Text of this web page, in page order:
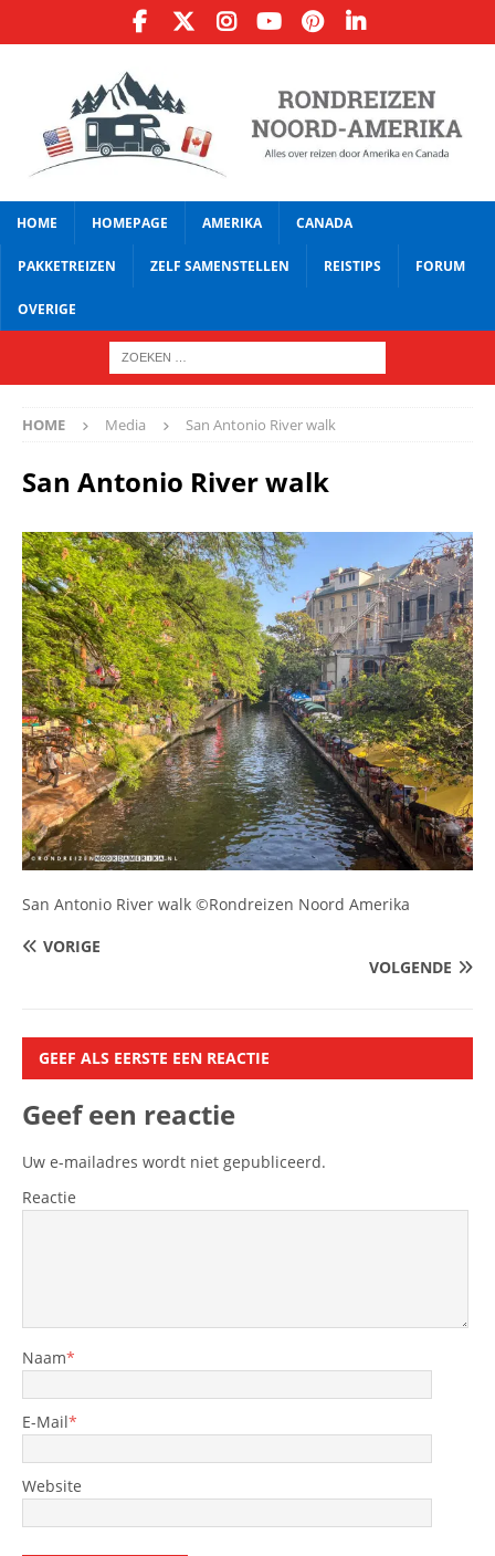
HOME HOMEPAGE AMERIKA CANADA
PAKKETREIZEN ZELF SAMENSTELLEN REISTIPS FORUM
OVERIGE
HOME Media San Antonio River walk
San Antonio River walk
San Antonio River walk ©Rondreizen Noord Amerika
VORIGE
VOLGENDE
GEEF ALS EERSTE EEN REACTIE
Geef een reactie
Uw e-mailadres wordt niet gepubliceerd.
Reactie
Naam*
E-Mail*
Website